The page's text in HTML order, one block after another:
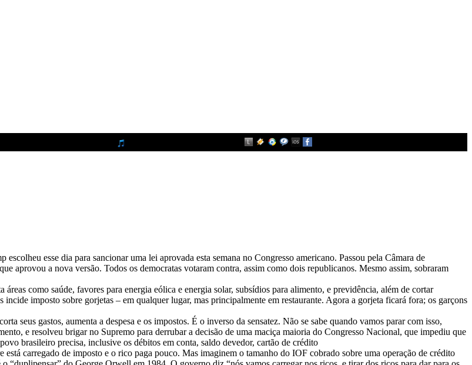
esse dia para sancionar uma lei aprovada esta semana no Congresso americano. Passou pela Câmara de
aprovou a nova versão. Todos os democratas votaram contra, assim como dois republicanos. Mesmo assim, sobraram
como saúde, favores para energia eólica e energia solar, subsídios para alimento, e previdência, além de cortar
imposto sobre gorjetas – em qualquer lugar, mas principalmente em restaurante. Agora a gorjeta ficará fora; os garçons
seus gastos, aumenta a despesa e os impostos. É o inverso da sensatez. Não se sabe quando vamos parar com isso,
e resolveu brigar no Supremo para derrubar a decisão de uma maciça maioria do Congresso Nacional, que impediu que
brasileiro precisa, inclusive os débitos em conta, saldo devedor, cartão de crédito
carregado de imposto e o rico paga pouco. Mas imaginem o tamanho do IOF cobrado sobre uma operação de crédito